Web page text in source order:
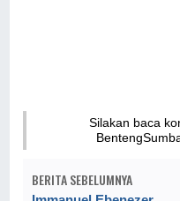
Silakan baca
BERITA SEBELUMNYA